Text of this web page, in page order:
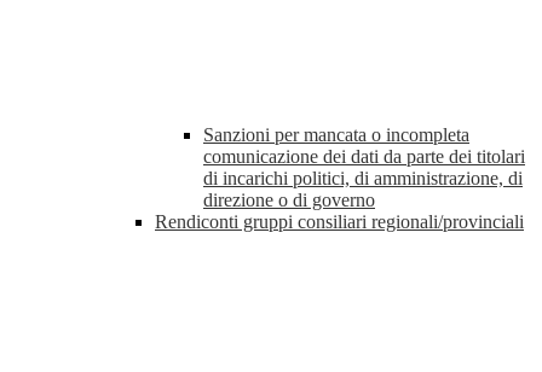
Sanzioni per mancata o incompleta
comunicazione dei dati da parte dei titolari
di incarichi politici, di amministrazione, di
direzione o di governo
Rendiconti gruppi consiliari regionali/provinciali